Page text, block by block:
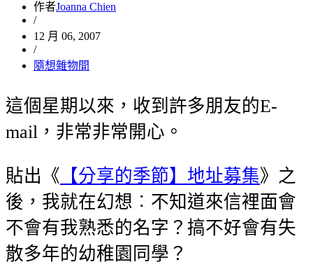
作者Joanna Chien
/
12 月 06, 2007
/
隨想雜物間
這個星期以來，收到許多朋友的E-
mail，非常非常開心。
貼出《 【分享的季節】地址募集》之
後，我就在幻想︰不知道來信裡面會
不會有我熟悉的名字？搞不好會有失
散多年的幼稚園同學？